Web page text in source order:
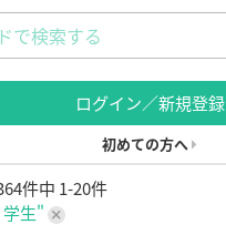
ログイン／新規登録
初めての方へ
件中 1-20件
生"